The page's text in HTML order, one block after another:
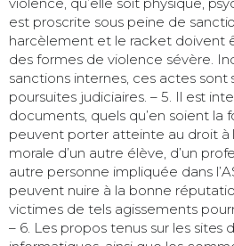
est proscrite sous peine de
harcèlement et le racket doivent
des formes de violence sévère.
sanctions internes, ces actes sont
poursuites judiciaires. – 5. Il est
documents, quels qu’en soient la
peuvent porter atteinte au droit à
morale d’un autre élève, d’un
autre personne impliquée dans
peuvent nuire à la bonne
victimes de tels agissements
– 6. Les propos tenus sur les sites